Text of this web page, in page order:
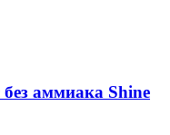
без аммиака Shine